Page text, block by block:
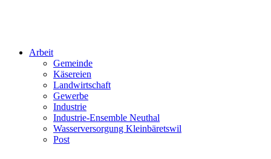
Arbeit
Gemeinde
Käsereien
Landwirtschaft
Gewerbe
Industrie
Industrie-Ensemble Neuthal
Wasserversorgung Kleinbäretswil
Post